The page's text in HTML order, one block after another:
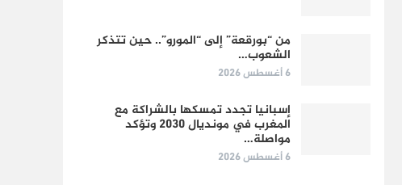
من “بورقعة” إلى “المورو”.. حين تتذكر
الشعوب…
6 أغسطس 2026
إسبانيا تجدد تمسكها بالشراكة مع
المغرب في مونديال 2030 وتؤكد
مواصلة…
6 أغسطس 2026